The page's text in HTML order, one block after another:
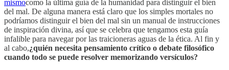
mismocomo la última guía de la humanidad para distinguir el bien
del mal. De alguna manera está claro que los simples mortales no
podríamos distinguir el bien del mal sin un manual de instrucciones
de inspiración divina, así que se celebra que tengamos esta guía
infalible para navegar por las traicioneras aguas de la ética. Al fin y
al cabo,¿quién necesita pensamiento crítico o debate filosófico
cuando todo se puede resolver memorizando versículos?